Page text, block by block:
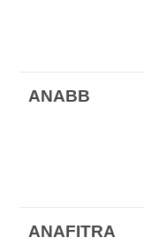
ANABB
ANAFITRA